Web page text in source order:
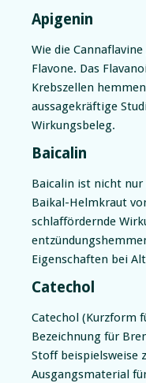
Apigenin
Wie die
Flavone. Das
Krebszellen
aussagekräftige
Wirkungsbeleg.
Baicalin
Baicalin ist nicht
Baikal-Helmkraut
schlaffördernde
Eigenschaften bei
Catechol
Catechol (Kurzform
Bezeichnung für
Stoff beispielsweise
Ausgangsmaterial